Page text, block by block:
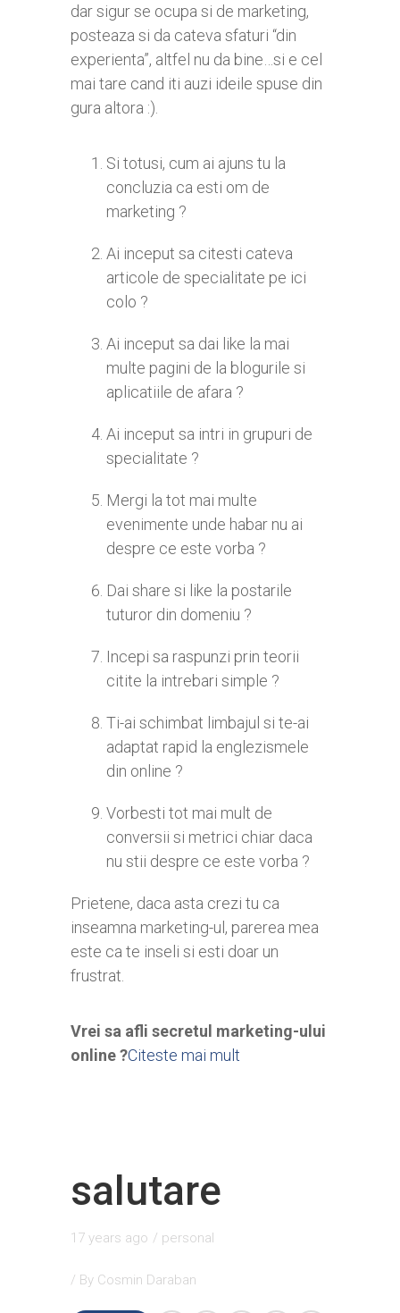
dar sigur se ocupa si de marketing,
posteaza si da cateva sfaturi “din
experienta”, altfel nu da bine…si e cel
mai tare cand iti auzi ideile spuse din
gura altora :).
Si totusi, cum ai ajuns tu la
concluzia ca esti om de
marketing ?
Ai inceput sa citesti cateva
articole de specialitate pe ici
colo ?
Ai inceput sa dai like la mai
multe pagini de la blogurile si
aplicatiile de afara ?
Ai inceput sa intri in grupuri de
specialitate ?
Mergi la tot mai multe
evenimente unde habar nu ai
despre ce este vorba ?
Dai share si like la postarile
tuturor din domeniu ?
Incepi sa raspunzi prin teorii
citite la intrebari simple ?
Ti-ai schimbat limbajul si te-ai
adaptat rapid la englezismele
din online ?
Vorbesti tot mai mult de
conversii si metrici chiar daca
nu stii despre ce este vorba ?
Prietene, daca asta crezi tu ca
inseamna marketing-ul, parerea mea
este ca te inseli si esti doar un
frustrat.
Vrei sa afli secretul marketing-ului
online ?Citeste mai mult
salutare
17 years ago / personal
/ By Cosmin Daraban